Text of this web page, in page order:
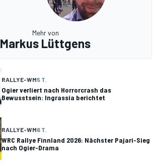
Mehr von
Markus Lüttgens
RALLYE-WM5 T.
Ogier verliert nach Horrorcrash das
Bewusstsein: Ingrassia berichtet
RALLYE-WM6 T.
WRC Rallye Finnland 2026: Nächster Pajari-Sieg
nach Ogier-Drama